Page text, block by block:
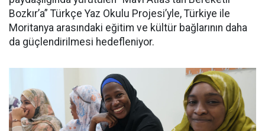
Bozkır’a” Türkçe Yaz Okulu Projesi’yle, Türkiye ile
Moritanya arasındaki eğitim ve kültür bağlarının daha
da güçlendirilmesi hedefleniyor.